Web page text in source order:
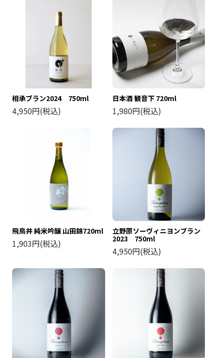
相承ブラン2024 750ml
4,950円(税込)
日本酒 観音下 720ml
1,980円(税込)
飛鳥井 純米吟醸 山田錦720ml
1,903円(税込)
立野原ソーヴィニヨンブラン
2023 750ml
4,950円(税込)